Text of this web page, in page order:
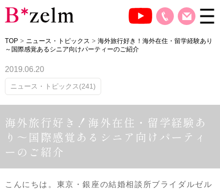
TOP > ニュース・トピックス > 海外旅行好き！海外在住・留学経験あり
～国際感覚あるシニア向けパーティーのご紹介
2019.06.20
ニュース・トピックス(241)
海外旅行好き！海外在住・留学経験あ
り～国際感覚あるシニア向けパーティ
ーのご紹介
こんにちは。東京・銀座の結婚相談所ブライダルゼル